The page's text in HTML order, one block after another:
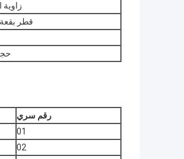
قطر بقعة
رقم سري
01
02